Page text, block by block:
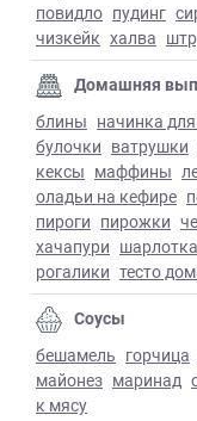
повидло пудинг
чизкейк халва
Домашняя
блины начинка
булочки ватрушки
кексы маффины
оладьи на кефире
пироги пирожки
хачапури
рогалики тесто
Соусы
бешамель горчица
майонез маринад
к мясу